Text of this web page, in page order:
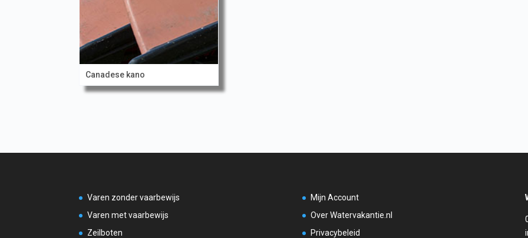
Canadese kano
Varen zonder vaarbewijs
Varen met vaarbewijs
Zeilboten
Mijn Account
Over Watervakantie.nl
Privacybeleid